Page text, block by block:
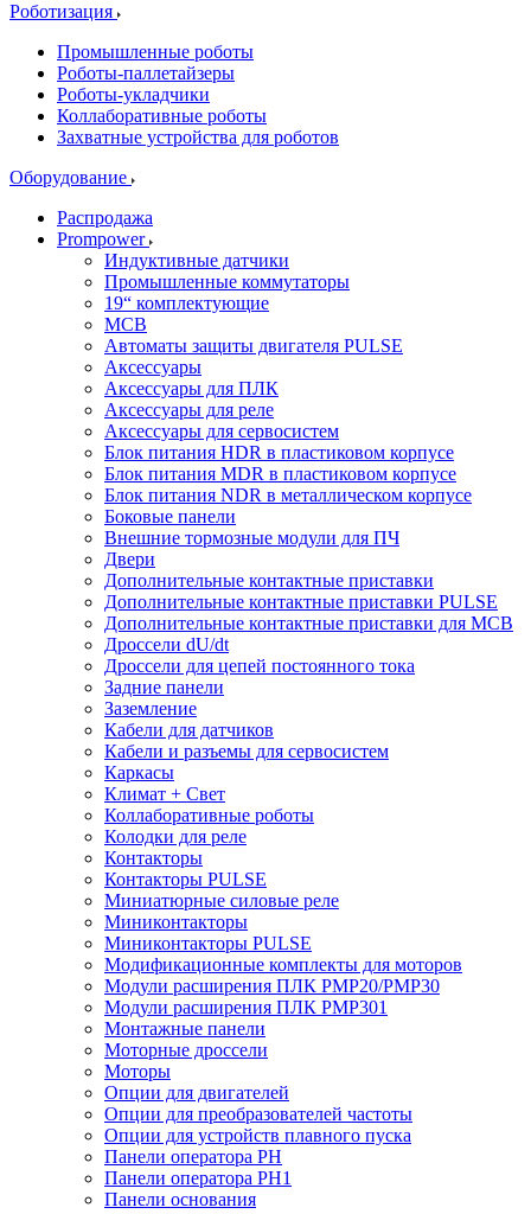
Роботизация
Промышленные роботы
Роботы-паллетайзеры
Роботы-укладчики
Коллаборативные роботы
Захватные устройства для роботов
Оборудование
Распродажа
Prompower
Индуктивные датчики
Промышленные коммутаторы
19“ комплектующие
MCB
Автоматы защиты двигателя PULSE
Аксессуары
Аксессуары для ПЛК
Аксессуары для реле
Аксессуары для сервосистем
Блок питания HDR в пластиковом корпусе
Блок питания MDR в пластиковом корпусе
Блок питания NDR в металлическом корпусе
Боковые панели
Внешние тормозные модули для ПЧ
Двери
Дополнительные контактные приставки
Дополнительные контактные приставки PULSE
Дополнительные контактные приставки для MCB
Дроссели dU/dt
Дроссели для цепей постоянного тока
Задние панели
Заземление
Кабели для датчиков
Кабели и разъемы для сервосистем
Каркасы
Климат + Свет
Коллаборативные роботы
Колодки для реле
Контакторы
Контакторы PULSE
Миниатюрные силовые реле
Миниконтакторы
Миниконтакторы PULSE
Модификационные комплекты для моторов
Модули расширения ПЛК PMP20/PMP30
Модули расширения ПЛК PMP301
Монтажные панели
Моторные дроссели
Моторы
Опции для двигателей
Опции для преобразователей частоты
Опции для устройств плавного пуска
Панели оператора PH
Панели оператора PH1
Панели основания